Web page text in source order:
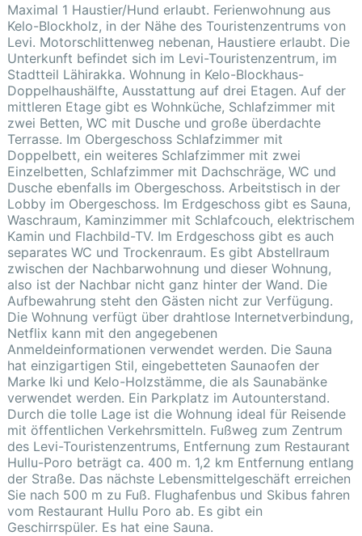
Maximal 1 Haustier/Hund erlaubt. Ferienwohnung aus
Kelo-Blockholz, in der Nähe des Touristenzentrums von
Levi. Motorschlittenweg nebenan, Haustiere erlaubt. Die
Unterkunft befindet sich im Levi-Touristenzentrum, im
Stadtteil Lähirakka. Wohnung in Kelo-Blockhaus-
Doppelhaushälfte, Ausstattung auf drei Etagen. Auf der
mittleren Etage gibt es Wohnküche, Schlafzimmer mit
zwei Betten, WC mit Dusche und große überdachte
Terrasse. Im Obergeschoss Schlafzimmer mit
Doppelbett, ein weiteres Schlafzimmer mit zwei
Einzelbetten, Schlafzimmer mit Dachschräge, WC und
Dusche ebenfalls im Obergeschoss. Arbeitstisch in der
Lobby im Obergeschoss. Im Erdgeschoss gibt es Sauna,
Waschraum, Kaminzimmer mit Schlafcouch, elektrischem
Kamin und Flachbild-TV. Im Erdgeschoss gibt es auch
separates WC und Trockenraum. Es gibt Abstellraum
zwischen der Nachbarwohnung und dieser Wohnung,
also ist der Nachbar nicht ganz hinter der Wand. Die
Aufbewahrung steht den Gästen nicht zur Verfügung.
Die Wohnung verfügt über drahtlose Internetverbindung,
Netflix kann mit den angegebenen
Anmeldeinformationen verwendet werden. Die Sauna
hat einzigartigen Stil, eingebetteten Saunaofen der
Marke Iki und Kelo-Holzstämme, die als Saunabänke
verwendet werden. Ein Parkplatz im Autounterstand.
Durch die tolle Lage ist die Wohnung ideal für Reisende
mit öffentlichen Verkehrsmitteln. Fußweg zum Zentrum
des Levi-Touristenzentrums, Entfernung zum Restaurant
Hullu-Poro beträgt ca. 400 m. 1,2 km Entfernung entlang
der Straße. Das nächste Lebensmittelgeschäft erreichen
Sie nach 500 m zu Fuß. Flughafenbus und Skibus fahren
vom Restaurant Hullu Poro ab. Es gibt ein
Geschirrspüler. Es hat eine Sauna.